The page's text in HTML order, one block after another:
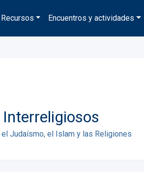
Recursos Encuentros y actividades
Judaísmo, el Islam y las Religiones